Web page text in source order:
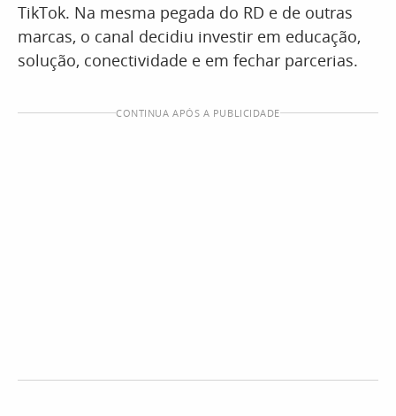
TikTok. Na mesma pegada do RD e de outras
marcas, o canal decidiu investir em educação,
solução, conectividade e em fechar parcerias.
CONTINUA APÓS A PUBLICIDADE